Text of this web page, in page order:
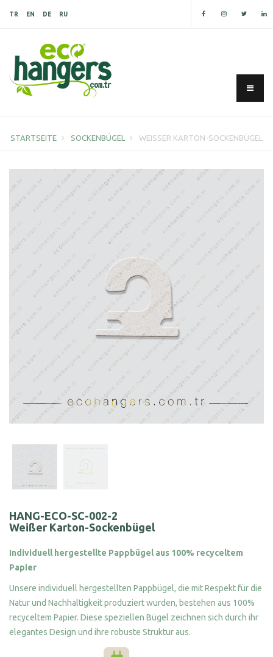
TR EN DE RU
STARTSEITE SOCKENBÜGEL WEISSER KARTON-SOCKENBÜGEL
HANG-ECO-SC-002-2
Weißer Karton-Sockenbügel
Individuell hergestellte Pappbügel aus 100% recyceltem
Papier
Unsere individuell hergestellten Pappbügel, die mit Respekt für die
Natur und Nachhaltigkeit produziert wurden, bestehen aus 100%
recyceltem Papier. Diese speziellen Bügel zeichnen sich durch ihr
elegantes Design und ihre robuste Struktur aus.